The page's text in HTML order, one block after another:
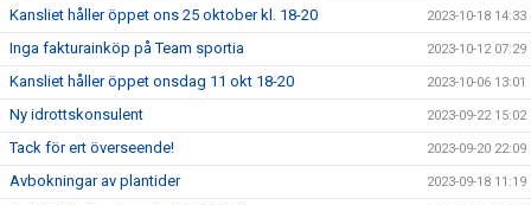
Kansliet håller öppet ons 25 oktober kl. 18-20 2023-10-18 14:33
Inga fakturainköp på Team sportia 2023-10-12 07:29
Kansliet håller öppet onsdag 11 okt 18-20 2023-10-06 13:01
Ny idrottskonsulent 2023-09-22 15:02
Tack för ert överseende! 2023-09-20 22:09
Avbokningar av plantider 2023-09-18 11:19